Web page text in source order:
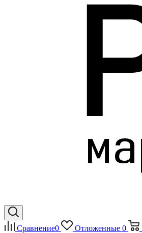
Сравнение0 Отложенные 0